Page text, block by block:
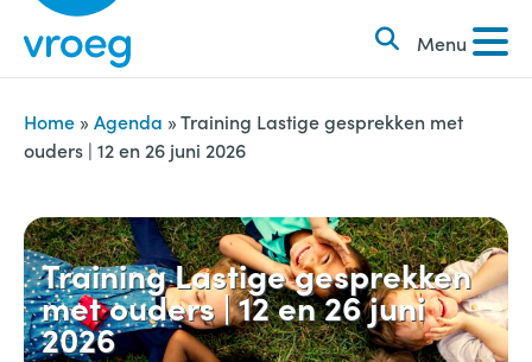
i
Menu
k
e
n
n
a
r
:
Home » Agenda »Training Lastige gesprekken met
ouders | 12 en 26 juni 2026
Training Lastige gesprekken
met ouders | 12 en 26 juni
2026